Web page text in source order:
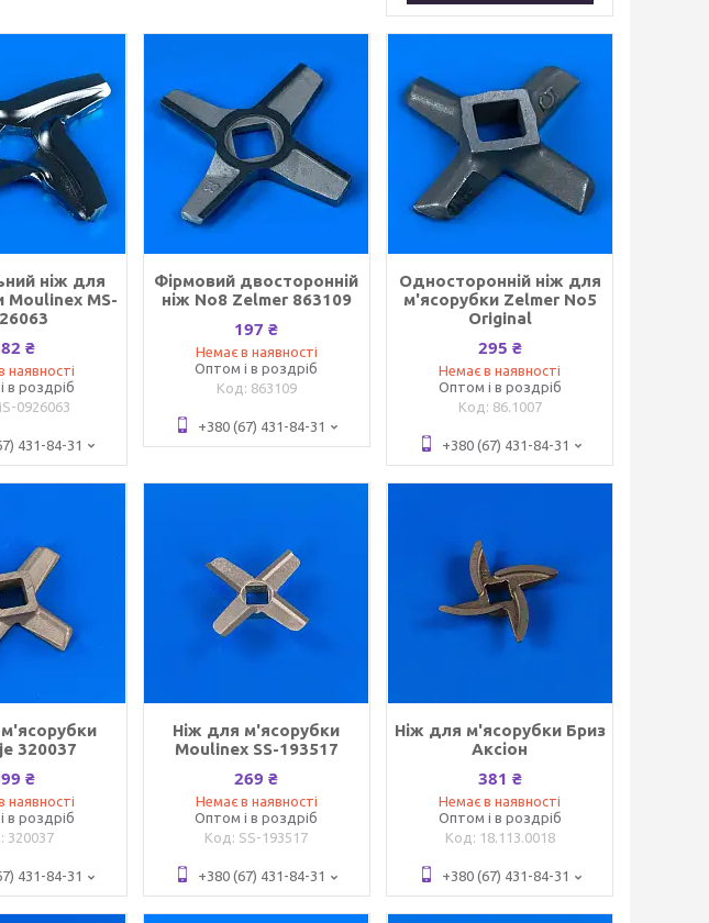
ніж для
Moulinex MS-
₴
наявності
в роздріб
0926063
431-84-31
Фірмовий двосторонній
ніж No8 Zelmer 863109
197 ₴
Немає в наявності
Оптом і в роздріб
863109
+380 (67) 431-84-31
Односторонній ніж для
м'ясорубки Zelmer No5
Original
295 ₴
Немає в наявності
Оптом і в роздріб
86.1007
+380 (67) 431-84-31
320037
₴
наявності
в роздріб
320037
431-84-31
Ніж для м'ясорубки
Moulinex SS-193517
269 ₴
Немає в наявності
Оптом і в роздріб
SS-193517
+380 (67) 431-84-31
Ніж для м'ясорубки Бриз
Аксіон
381 ₴
Немає в наявності
Оптом і в роздріб
18.113.0018
+380 (67) 431-84-31